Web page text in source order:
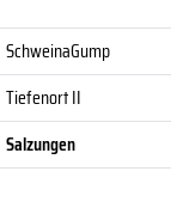
SchweinaGump
Tiefenort II
Salzungen